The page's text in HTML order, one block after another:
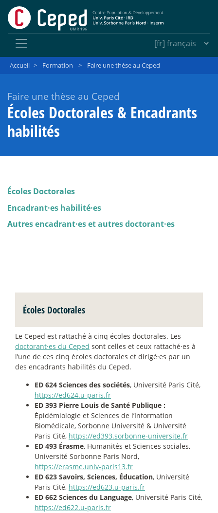
Accueil > Formation > Faire une thèse au Ceped
Faire une thèse au Ceped
Écoles Doctorales & Encadrants
habilités
Écoles Doctorales
Encadrant·es habilité·es
Autres encadrant·es et autres doctorant·es
Écoles Doctorales
Le Ceped est rattaché à cinq écoles doctorales. Les
doctorant·es du Ceped sont celles et ceux rattaché·es à
l’une de ces cinq écoles doctorales et dirigé·es par un
des encadrants habilités du Ceped.
ED 624 Sciences des sociétés, Université Paris Cité,
https://ed624.u-paris.fr
ED 393 Pierre Louis de Santé Publique :
Épidémiologie et Sciences de l’Information
Biomédicale, Sorbonne Université & Université
Paris Cité, https://ed393.sorbonne-universite.fr
ED 493 Érasme, Humanités et Sciences sociales,
Université Sorbonne Paris Nord,
https://erasme.univ-paris13.fr
ED 623 Savoirs, Sciences, Éducation, Université
Paris Cité, https://ed623.u-paris.fr
ED 662 Sciences du Language, Université Paris Cité,
https://ed622.u-paris.fr